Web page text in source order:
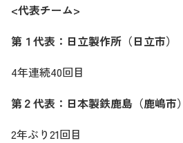
<代表チーム>
第１代表：日立製作所（日立市）
4年連続40回目
第２代表：日本製鉄鹿島（鹿嶋市）
2年ぶり21回目